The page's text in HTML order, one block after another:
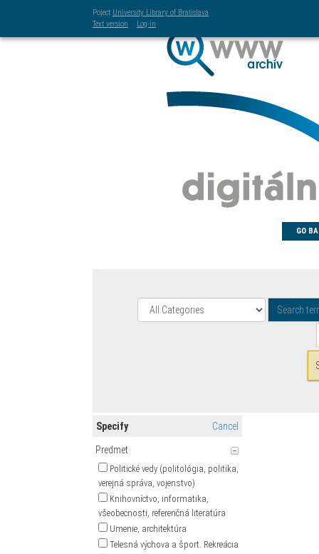
Poject University Library of Bratislava
Text version
Log-in
GO
Specify Cancel
Predmet
Politické vedy (politológia, politika,
verejná správa, vojenstvo)
Knihovníctvo, informatika,
všeobecnosti, referenčná literatúra
Umenie, architektúra
Telesná výchova a šport. Rekreácia